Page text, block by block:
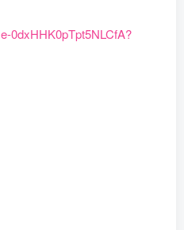
0dxHHK0pTpt5NLCfA?